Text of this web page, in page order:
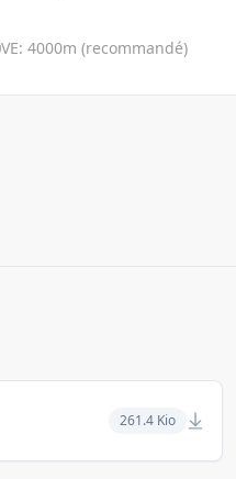
VE: 4000m (recommandé)
261.4 Kio